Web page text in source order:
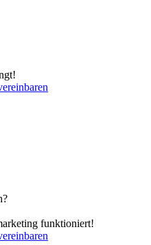
funktioniert!